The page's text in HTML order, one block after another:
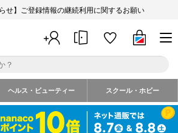
せ】ご登録情報の継続利用に関するお願い
ヘルス・ビューティー スクール・ホビー